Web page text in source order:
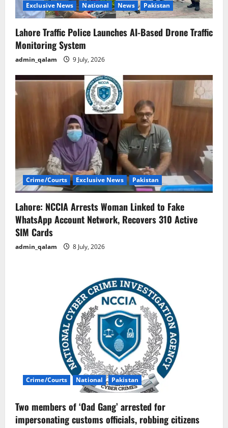
Exclusive News National News Pakistan
Lahore Traffic Police Launches AI-Based Drone Traffic
Monitoring System
admin_qalam 9 July, 2026
Crime/Courts Exclusive News Pakistan
Lahore: NCCIA Arrests Woman Linked to Fake
WhatsApp Account Network, Recovers 310 Active
SIM Cards
admin_qalam 8 July, 2026
Crime/Courts National Pakistan
Two members of ‘Oad Gang’ arrested for
impersonating customs officials, robbing citizens